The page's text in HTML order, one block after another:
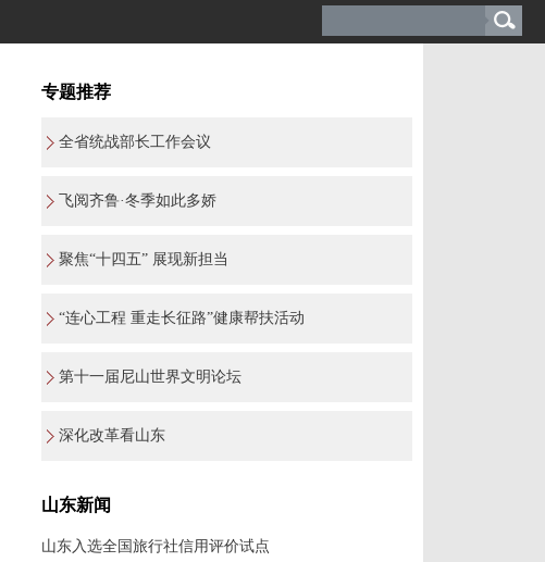
专题推荐
全省统战部长工作会议
飞阅齐鲁·冬季如此多娇
聚焦“十四五” 展现新担当
“连心工程 重走长征路”健康帮扶活动
第十一届尼山世界文明论坛
深化改革看山东
山东新闻
山东入选全国旅行社信用评价试点